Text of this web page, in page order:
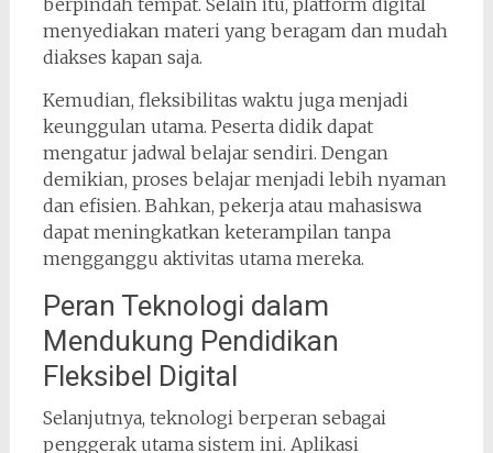
menyediakan materi yang beragam dan mudah
diakses kapan saja.
Kemudian, fleksibilitas waktu juga menjadi
keunggulan utama. Peserta didik dapat
mengatur jadwal belajar sendiri. Dengan
demikian, proses belajar menjadi lebih nyaman
dan efisien. Bahkan, pekerja atau mahasiswa
dapat meningkatkan keterampilan tanpa
mengganggu aktivitas utama mereka.
Peran Teknologi dalam
Mendukung Pendidikan
Fleksibel Digital
Selanjutnya, teknologi berperan sebagai
penggerak utama sistem ini. Aplikasi